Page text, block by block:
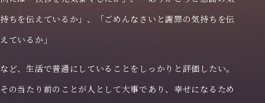
企業情報
持ちを伝えているか」、「ごめんなさいと謝罪の気持ちを伝
えているか」
など、生活で普通にしていることをしっかりと評価したい。
その当たり前のことが人として大事であり、幸せになるため